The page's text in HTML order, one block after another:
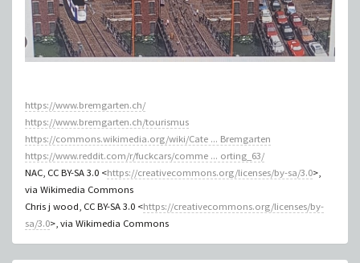
https://www.bremgarten.ch/
https://www.bremgarten.ch/tourismus
https://commons.wikimedia.org/wiki/Cate ... Bremgarten
https://www.reddit.com/r/fuckcars/comme ... orting_63/
NAC, CC BY-SA 3.0 <https://creativecommons.org/licenses/by-sa/3.0>,
via Wikimedia Commons
Chris j wood, CC BY-SA 3.0 <https://creativecommons.org/licenses/by-
sa/3.0>, via Wikimedia Commons